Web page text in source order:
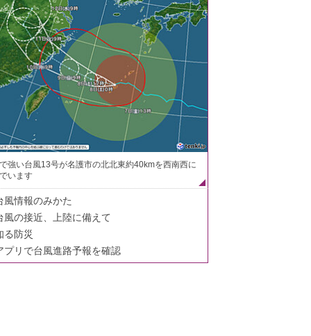
強い台風13号が名護市の北北東約40kmを西南西に
います
風情報のみかた
風の接近、上陸に備えて
る防災
プリで台風進路予報を確認